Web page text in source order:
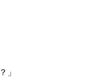
」